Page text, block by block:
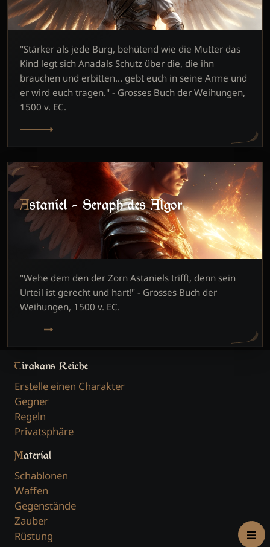
"Stärker als jede Burg, behütend wie die Mutter das
Kind legt sich Anadals Schutz über die, die ihn
brauchen und erbitten... gebt euch in seine Arme und
er wird euch tragen." - Grosses Buch der Weihungen,
1500 v. EC.
Astaniel - Seraph des Algor
"Wehe dem den der Zorn Astaniels trifft, denn sein
Urteil ist gerecht und hart!" - Grosses Buch der
Weihungen, 1500 v. EC.
Tirakans Reiche
Erstelle einen Charakter
Gegner
Regeln
Privatsphäre
Material
Schablonen
Waffen
Gegenstände
Zauber
Rüstung